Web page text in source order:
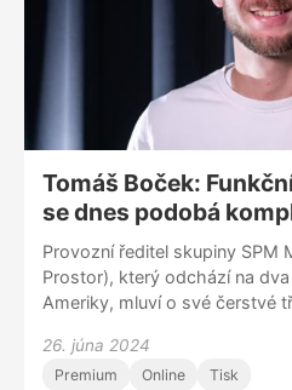
Tomáš Boček:
se dnes podobá
Provozní ředitel skupiny SPM
Prostor), který odchází na
Ameriky, mluví o své čerstvé
26. júna 2024
Premium Online Tisk